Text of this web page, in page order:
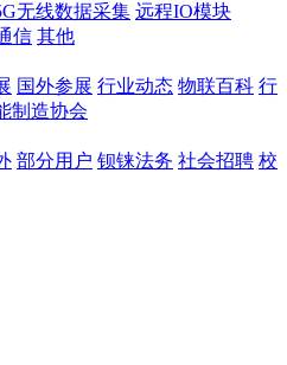
无线数据采集 远程IO模块
信 其他
国外参展 行业动态 物联百科 行
制造协会
部分用户 钡铼法务 社会招聘 校